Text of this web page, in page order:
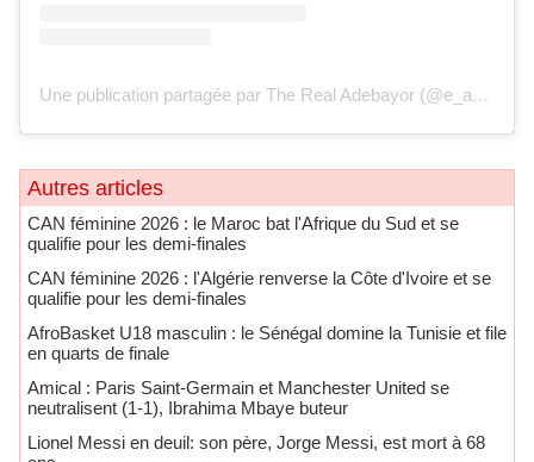
Une publication partagée par The Real Adebayor (@e_adebayor)
Autres articles
CAN féminine 2026 : le Maroc bat l'Afrique du Sud et se
qualifie pour les demi-finales
CAN féminine 2026 : l'Algérie renverse la Côte d'Ivoire et se
qualifie pour les demi-finales
AfroBasket U18 masculin : le Sénégal domine la Tunisie et file
en quarts de finale
Amical : Paris Saint-Germain et Manchester United se
neutralisent (1-1), Ibrahima Mbaye buteur
Lionel Messi en deuil: son père, Jorge Messi, est mort à 68